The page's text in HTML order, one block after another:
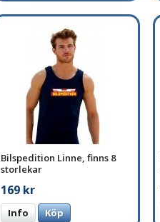
Bilspedition Linne, finns 8
storlekar
169 kr
Info Köp